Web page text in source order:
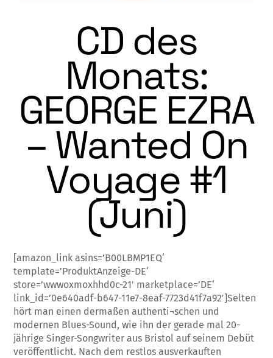
CD des
Monats:
GEORGE EZRA
– Wanted On
Voyage #1
(Juni)
[amazon_link asins=’B00LBMP1EQ‘
template=’ProduktAnzeige-DE‘
store=’wwwoxmoxhhd0c-21′ marketplace=’DE‘
link_id=’0e640adf-b647-11e7-8eaf-7723d41f7a92′]Selten
hört man einen dermaßen authenti¬schen und
modernen Blues-Sound, wie ihn der gerade mal 20-
jährige Singer-Songwriter aus Bristol auf seinem Debüt
veröffentlicht. Nach dem restlos ausverkauften